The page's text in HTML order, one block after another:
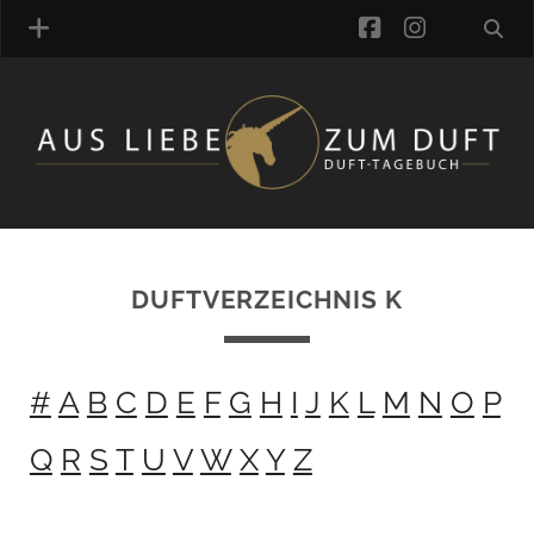
MANUFAKTUREN
LINK-SAMMLUNG
facebook
DUFTVERZEICHNIS K
# A B C D E F G H I J K L M N O P
Q R S T U V W X Y Z